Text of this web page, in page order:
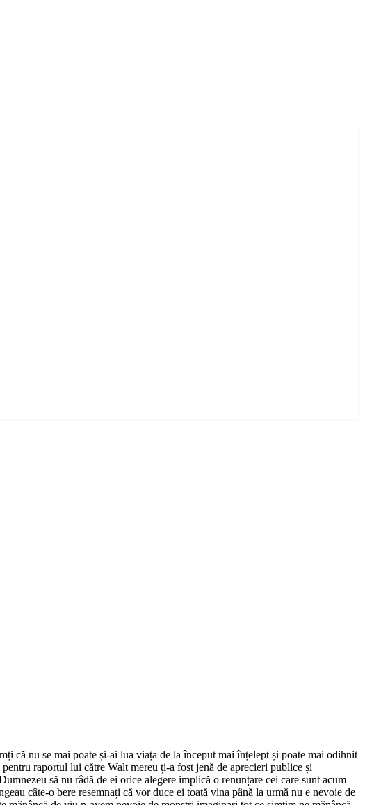
că nu se mai poate și-ai lua viața de la început mai înțelept și poate mai odihnit
raportul lui către Walt mereu ți-a fost jenă de aprecieri publice și
să nu râdă de ei orice alegere implică o renunțare cei care sunt acum
câte-o bere resemnați că vor duce ei toată vina până la urmă nu e nevoie de